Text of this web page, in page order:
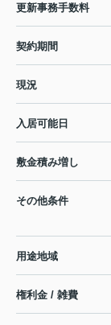
更新事務手数料
契約期間
現況
入居可能日
敷金積み増し
その他条件
用途地域
権利金 / 雑費